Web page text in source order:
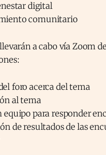
digital
comunitario
llevarán a cabo vía Zoom
foro acerca del tema
al tema
equipo para responder
de resultados de las